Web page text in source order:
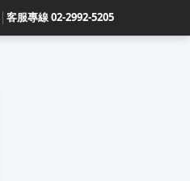
客服專線 02-2992-5205